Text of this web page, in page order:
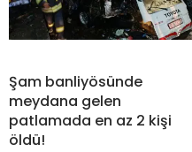
Şam banliyösünde
meydana gelen
patlamada en az 2 kişi
öldü!